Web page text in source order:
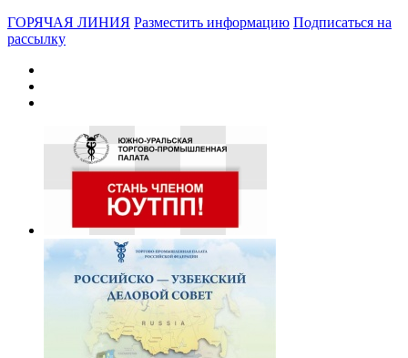
ГОРЯЧАЯ ЛИНИЯ Разместить информацию Подписаться на
рассылку